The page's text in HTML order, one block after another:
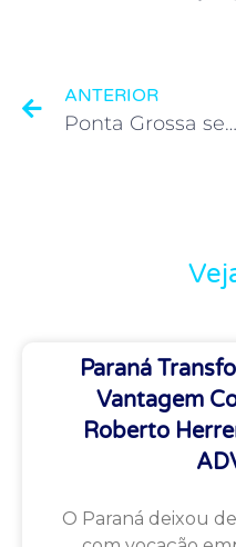
ANTERIOR
Ponta Grossa sedia Estrela ADVB/PR com Gustavo Bacila
Paraná
Vantagem
Roberto
O Paraná deixou